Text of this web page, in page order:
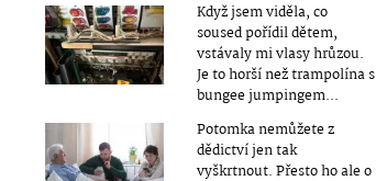
Když jsem viděla, co
soused pořídil dětem,
vstávaly mi vlasy hrůzou.
Je to horší než trampolína s
bungee jumpingem...
Potomka nemůžete z
dědictví jen tak
vyškrtnout. Přesto ho ale o